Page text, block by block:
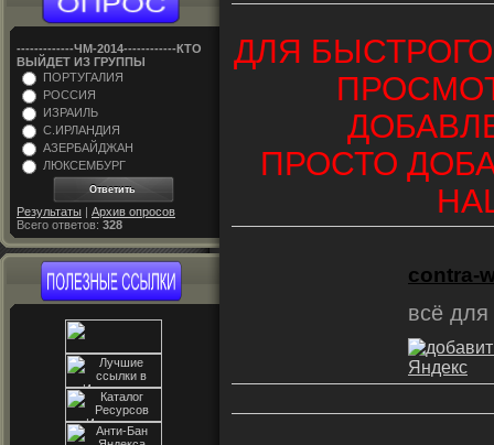
-------------ЧM-2014------------КТО
ВЫЙДЕТ ИЗ ГРУППЫ
ПОРТУГАЛИЯ
РОССИЯ
ИЗРАИЛЬ
С.ИРЛАНДИЯ
АЗЕРБАЙДЖАН
ЛЮКСЕМБУРГ
Результаты | Архив опросов
Всего ответов: 328
ДЛЯ
ПРОСТО
contra-
всё для